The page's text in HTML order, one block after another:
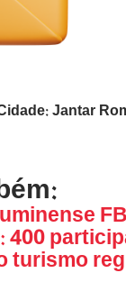
400
turismo